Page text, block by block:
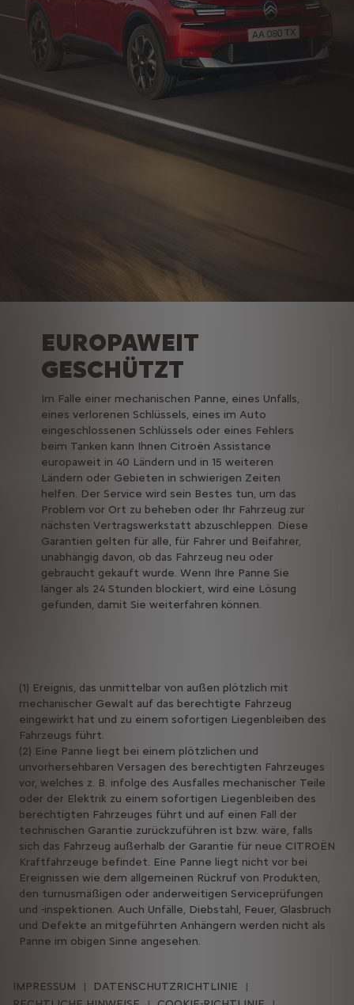
EUROPAWEIT
GESCHÜTZT
Im Falle einer mechanischen Panne, eines Unfalls,
eines verlorenen Schlüssels, eines im Auto
eingeschlossenen Schlüssels oder eines Fehlers
beim Tanken kann Ihnen Citroën Assistance
europaweit in 40 Ländern und in 15 weiteren
Ländern oder Gebieten in schwierigen Zeiten
helfen. Der Service wird sein Bestes tun, um das
Problem vor Ort zu beheben oder Ihr Fahrzeug zur
nächsten Vertragswerkstatt abzuschleppen. Diese
Garantien gelten für alle, für Fahrer und Beifahrer,
unabhängig davon, ob das Fahrzeug neu oder
gebraucht gekauft wurde. Wenn Ihre Panne Sie
länger als 24 Stunden blockiert, wird eine Lösung
gefunden, damit Sie weiterfahren können.
(1) Ereignis, das unmittelbar von außen plötzlich mit
mechanischer Gewalt auf das berechtigte Fahrzeug
eingewirkt hat und zu einem sofortigen Liegenbleiben des
Fahrzeugs führt.
(2) Eine Panne liegt bei einem plötzlichen und
unvorhersehbaren Versagen des berechtigten Fahrzeuges
vor, welches z. B. infolge des Ausfalles mechanischer Teile
oder der Elektrik zu einem sofortigen Liegenbleiben des
berechtigten Fahrzeuges führt und auf einen Fall der
technischen Garantie zurückzuführen ist bzw. wäre, falls
sich das Fahrzeug außerhalb der Garantie für neue CITROËN
Kraftfahrzeuge befindet. Eine Panne liegt nicht vor bei
Ereignissen wie dem allgemeinen Rückruf von Produkten,
den turnusmäßigen oder anderweitigen Serviceprüfungen
und -inspektionen. Auch Unfälle, Diebstahl, Feuer, Glasbruch
und Defekte an mitgeführten Anhängern werden nicht als
Panne im obigen Sinne angesehen.
IMPRESSUM
DATENSCHUTZRICHTLINIE